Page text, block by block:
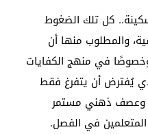
كل تلك الضغوط
والمطلوب منها أن
في منهج الكفايات
يُفترض أن يتفرغ فقط
وعصف ذهني مستمر
في الفصل.